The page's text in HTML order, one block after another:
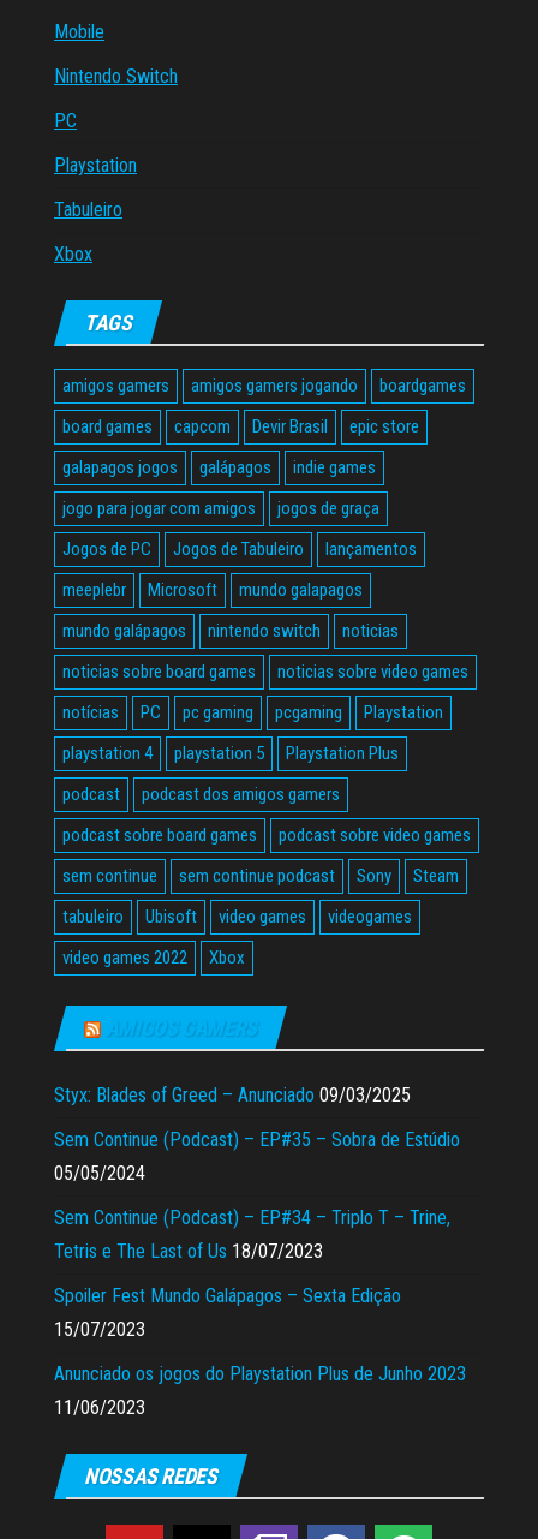
Mobile
Nintendo Switch
PC
Playstation
Tabuleiro
Xbox
TAGS
amigos gamers amigos gamers jogando
boardgames
board games
capcom Devir Brasil
epic store
galapagos jogos
galápagos
indie games
jogo para jogar com amigos
jogos de graça
Jogos de PC
Jogos de Tabuleiro
lançamentos
meeplebr
Microsoft
mundo galapagos
mundo galápagos
nintendo switch
noticias
noticias sobre board games
noticias sobre video games
notícias
PC pc gaming pcgaming
Playstation
playstation 4
playstation 5
Playstation Plus
podcast
podcast dos amigos gamers
podcast sobre board games
podcast sobre video games
sem continue
sem continue podcast Sony
Steam
tabuleiro
Ubisoft video games
videogames
video games 2022
Xbox
AMIGOS GAMERS
Styx: Blades of Greed – Anunciado 09/03/2025
Sem Continue (Podcast) – EP#35 – Sobra de Estúdio
05/05/2024
Sem Continue (Podcast) – EP#34 – Triplo T – Trine,
Tetris e The Last of Us 18/07/2023
Spoiler Fest Mundo Galápagos – Sexta Edição
15/07/2023
Anunciado os jogos do Playstation Plus de Junho 2023
11/06/2023
NOSSAS REDES